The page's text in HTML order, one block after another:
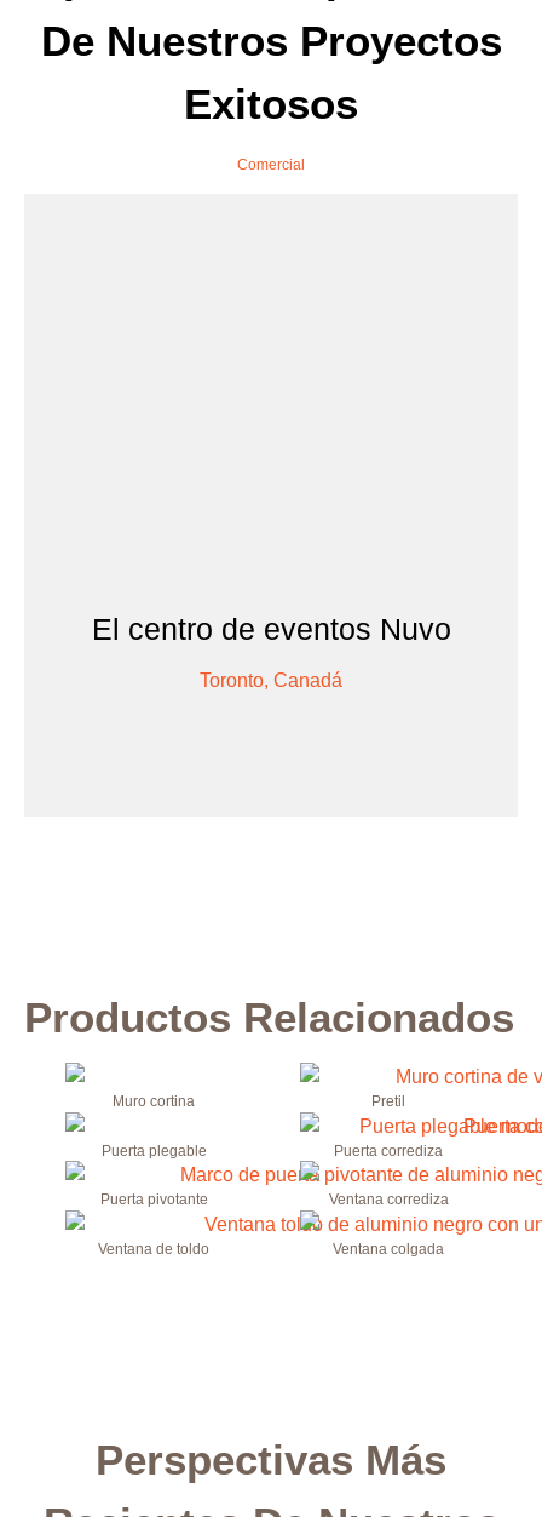
De Nuestros Proyectos
Exitosos
Comercial
El centro de eventos Nuvo
Toronto, Canadá
Productos Relacionados
Muro cortina Pretil
Puerta plegable Puerta corrediza
Puerta pivotante Ventana corrediza
Ventana de toldo Ventana colgada
Perspectivas Más